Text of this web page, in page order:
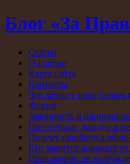
Блог «За
Статьи
О партии
Карта сайта
Контакты
Что мешает прокурорам
Форум
Законность и
Преступные доходы и
Почему ошибается
Кто защитит адвоката
Правомерно ли